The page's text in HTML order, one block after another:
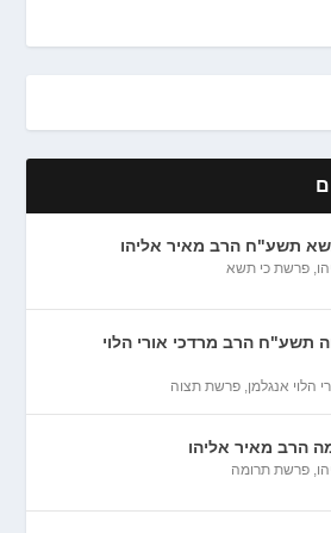
תשע"ח הרב מאיר אליהו
,פרשת כי תשא
תשע"ח הרב מרדכי אורי הלוי
הלוי אנגלמן,פרשת תצוה
הרב מאיר אליהו
,פרשת תרומה